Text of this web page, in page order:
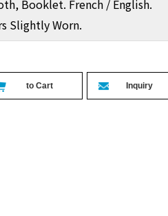
Booklet. French / English.
Slightly Worn.